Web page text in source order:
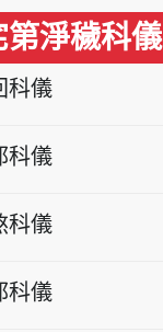
第淨穢科儀
科儀
科儀
科儀
科儀